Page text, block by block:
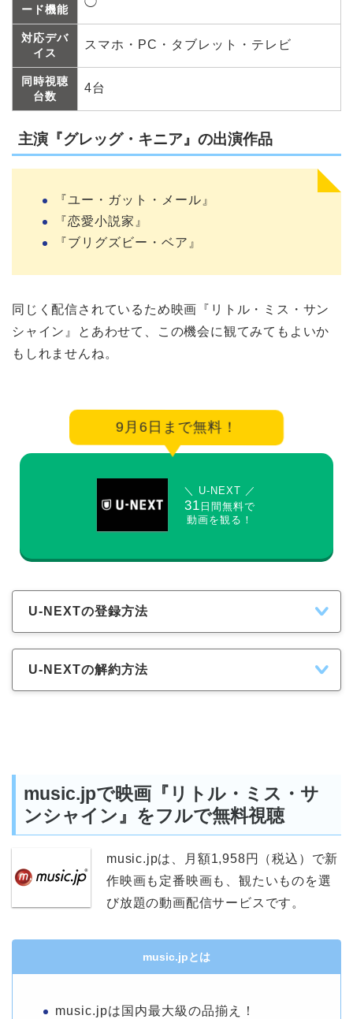
ード機能
対応デバ
イス
スマホ・PC・タブレット・テレビ
同時視聴
台数
4台
主演『グレッグ・キニア』の出演作品
『ユー・ガット・メール』
『恋愛小説家』
『ブリグズビー・ベア』
同じく配信されているため映画『リトル・ミス・サン
シャイン』とあわせて、この機会に観てみてもよいか
もしれませんね。
9月6日まで無料！
＼ U-NEXT ／
31 日間無料で
動画を観る！
U-NEXTの登録方法
U-NEXTの解約方法
music.jpで映画『リトル・ミス・サ
ンシャイン』をフルで無料視聴
music.jpは、月額1,958円（税込）で新
作映画も定番映画も、観たいものを選
び放題の動画配信サービスです。
music.jpとは
music.jpは国内最大級の品揃え！